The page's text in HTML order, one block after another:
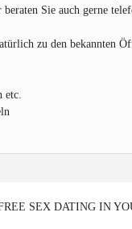
Sie auch gerne
zu den bekannten
etc.
SEX DATING IN